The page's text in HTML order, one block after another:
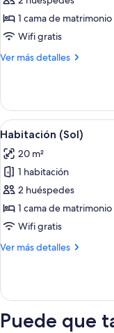
1 cama de
Wifi gratis
Ver más detalles
Más
Room,
Sea
View
2+2)
Abrir
todas
las
fotos
de
Habitación
(Sol)
6
Habitación (Sol)
20 m²
1 habitación
2 huéspedes
1 cama de
Wifi gratis
Ver más detalles
Más
(Sol)
Puede que